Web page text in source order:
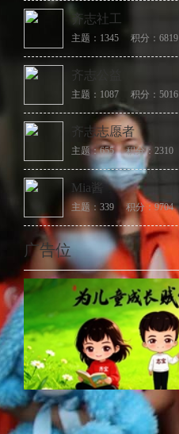
齐志社工
主题：1345 积分：6819
齐志公益
主题：1087 积分：5016
齐志志愿者
主题：655 积分：2310
Mia酱
主题：339 积分：9704
广告位